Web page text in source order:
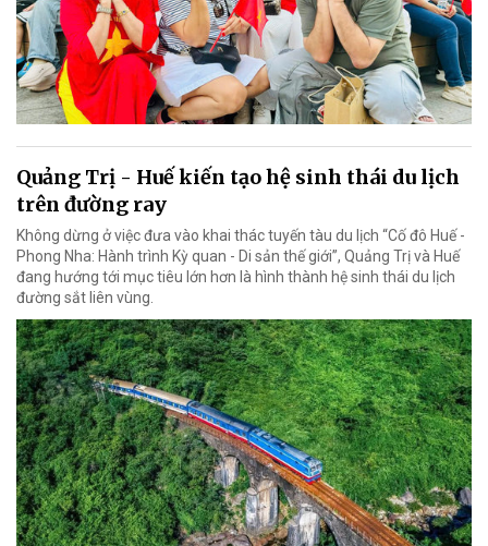
Quảng Trị - Huế kiến tạo hệ sinh thái du lịch
trên đường ray
Không dừng ở việc đưa vào khai thác tuyến tàu du lịch “Cố đô Huế -
Phong Nha: Hành trình Kỳ quan - Di sản thế giới”, Quảng Trị và Huế
đang hướng tới mục tiêu lớn hơn là hình thành hệ sinh thái du lịch
đường sắt liên vùng.